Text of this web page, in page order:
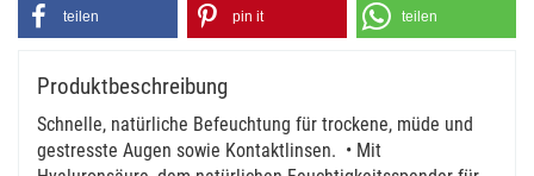
teilen pin it teilen
Produktbeschreibung
Schnelle, natürliche Befeuchtung für trockene, müde und
gestresste Augen sowie Kontaktlinsen. • Mit